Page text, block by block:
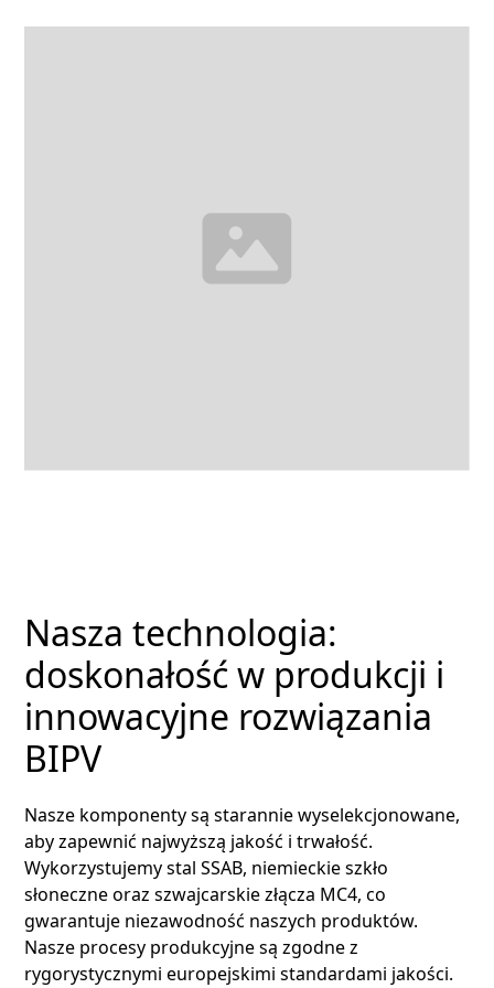
Nasza technologia:
doskonałość w produkcji i
innowacyjne rozwiązania
BIPV
Nasze komponenty są starannie wyselekcjonowane,
aby zapewnić najwyższą jakość i trwałość.
Wykorzystujemy stal SSAB, niemieckie szkło
słoneczne oraz szwajcarskie złącza MC4, co
gwarantuje niezawodność naszych produktów.
Nasze procesy produkcyjne są zgodne z
rygorystycznymi europejskimi standardami jakości.